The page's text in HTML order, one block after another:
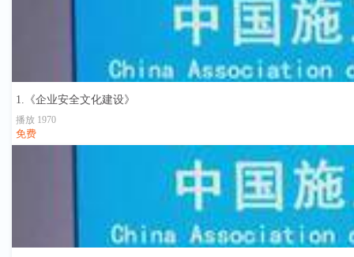
1.《企业安全文化建设》
播放 1970
免费